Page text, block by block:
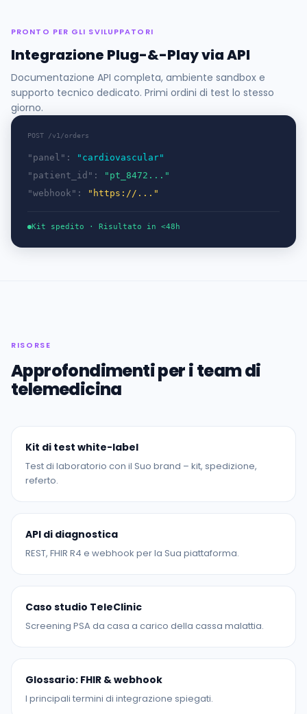
PRONTO PER GLI SVILUPPATORI
Integrazione Plug-&-Play via API
Documentazione API completa, ambiente sandbox e
supporto tecnico dedicato. Primi ordini di test lo stesso
giorno.
POST /v1/orders
"panel":
"cardiovascular"
"patient_id":
"pt_8472..."
"webhook":
"https://..."
Kit spedito · Risultato in <48h
RISORSE
Approfondimenti per i team di
telemedicina
Kit di test white-label
Test di laboratorio con il Suo brand – kit, spedizione,
referto.
API di diagnostica
REST, FHIR R4 e webhook per la Sua piattaforma.
Caso studio TeleClinic
Screening PSA da casa a carico della cassa malattia.
Glossario: FHIR & webhook
I principali termini di integrazione spiegati.